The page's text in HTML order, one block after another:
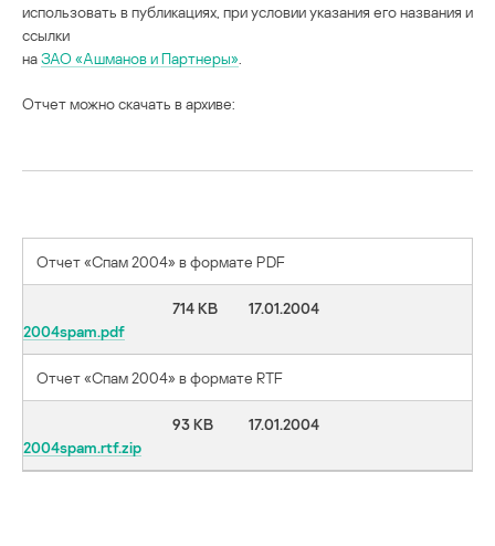
использовать в публикациях, при условии указания его названия и
ссылки
наЗАО «Ашманов и Партнеры»
Отчет можно скачать в архиве:
Отчет «Спам 2004» в формате PDF
2004spam.pdf
714 KB 17.01.2004
Отчет «Спам 2004» в формате RTF
2004spam.rtf.zip
93 KB 17.01.2004